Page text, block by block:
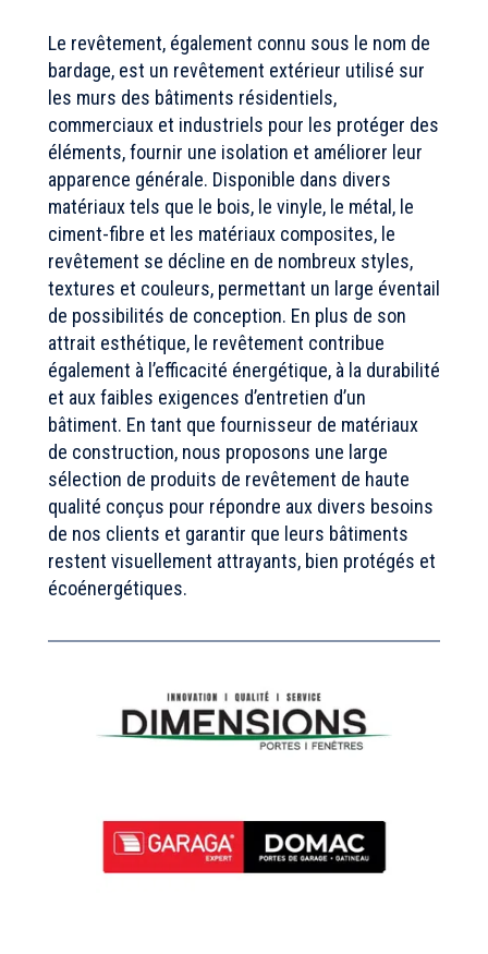
Le revêtement, également connu sous le nom de
bardage, est un revêtement extérieur utilisé sur
les murs des bâtiments résidentiels,
commerciaux et industriels pour les protéger des
éléments, fournir une isolation et améliorer leur
apparence générale. Disponible dans divers
matériaux tels que le bois, le vinyle, le métal, le
ciment-fibre et les matériaux composites, le
revêtement se décline en de nombreux styles,
textures et couleurs, permettant un large éventail
de possibilités de conception. En plus de son
attrait esthétique, le revêtement contribue
également à l’efficacité énergétique, à la durabilité
et aux faibles exigences d’entretien d’un
bâtiment. En tant que fournisseur de matériaux
de construction, nous proposons une large
sélection de produits de revêtement de haute
qualité conçus pour répondre aux divers besoins
de nos clients et garantir que leurs bâtiments
restent visuellement attrayants, bien protégés et
écoénergétiques.